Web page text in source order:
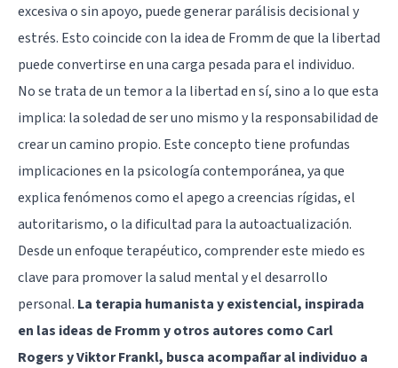
excesiva o sin apoyo, puede generar parálisis decisional y
estrés. Esto coincide con la idea de Fromm de que la libertad
puede convertirse en una carga pesada para el individuo.
No se trata de un temor a la libertad en sí, sino a lo que esta
implica: la soledad de ser uno mismo y la responsabilidad de
crear un camino propio. Este concepto tiene profundas
implicaciones en la psicología contemporánea, ya que
explica fenómenos como el apego a creencias rígidas, el
autoritarismo, o la dificultad para la autoactualización.
Desde un enfoque terapéutico, comprender este miedo es
clave para promover la salud mental y el desarrollo
personal. La terapia humanista y existencial, inspirada
en las ideas de Fromm y otros autores como Carl
Rogers y Viktor Frankl, busca acompañar al individuo a